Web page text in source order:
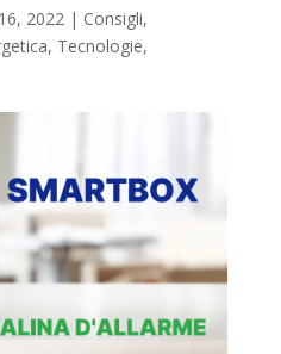
2022| Consigli,
, Tecnologie,